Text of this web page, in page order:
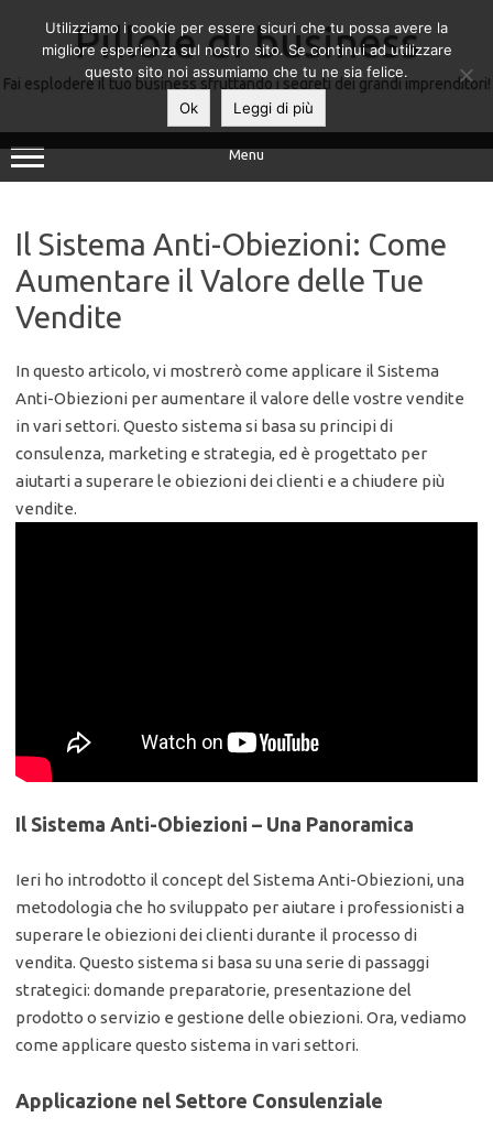
Pillole di business
Fai esplodere il tuo business sfruttando i segreti dei grandi imprenditori!
Menu
Il Sistema Anti-Obiezioni: Come
Aumentare il Valore delle Tue
Vendite
In questo articolo, vi mostrerò come applicare il Sistema
Anti-Obiezioni per aumentare il valore delle vostre vendite
in vari settori. Questo sistema si basa su principi di
consulenza, marketing e strategia, ed è progettato per
aiutarti a superare le obiezioni dei clienti e a chiudere più
vendite.
Il Sistema Anti-Obiezioni – Una Panoramica
Ieri ho introdotto il concept del Sistema Anti-Obiezioni, una
metodologia che ho sviluppato per aiutare i professionisti a
superare le obiezioni dei clienti durante il processo di
vendita. Questo sistema si basa su una serie di passaggi
strategici: domande preparatorie, presentazione del
prodotto o servizio e gestione delle obiezioni. Ora, vediamo
come applicare questo sistema in vari settori.
Applicazione nel Settore Consulenziale
Utilizziamo i cookie per essere sicuri che tu possa avere la
migliore esperienza sul nostro sito. Se continui ad utilizzare
questo sito noi assumiamo che tu ne sia felice.
Ok Leggi di più